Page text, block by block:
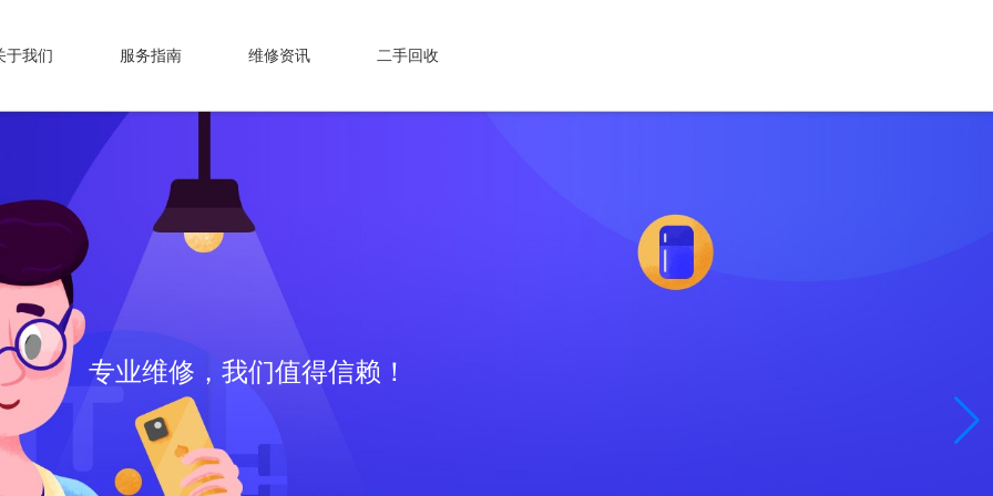
于我们 服务指南 维修资讯 二手回收
专业维修，我们值得信赖！